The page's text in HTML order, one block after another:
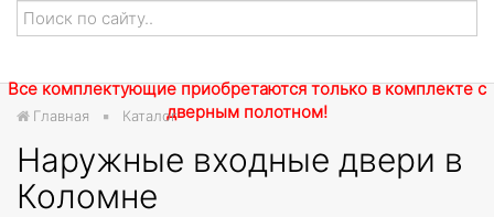
Все комплектующие приобретаются только в комплекте с
дверным полотном!
Главная Каталог
Наружные входные двери в
Коломне